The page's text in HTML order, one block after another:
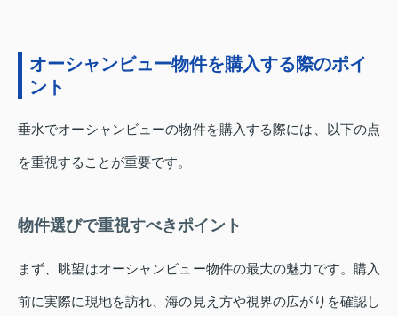
オーシャンビュー物件を購入する際のポイ
ント
垂水でオーシャンビューの物件を購入する際には、以下の点
を重視することが重要です。
物件選びで重視すべきポイント
まず、眺望はオーシャンビュー物件の最大の魅力です。購入
前に実際に現地を訪れ、海の見え方や視界の広がりを確認し